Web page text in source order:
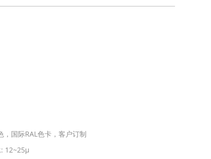
国际RAL色卡，客户订制
12~25μ